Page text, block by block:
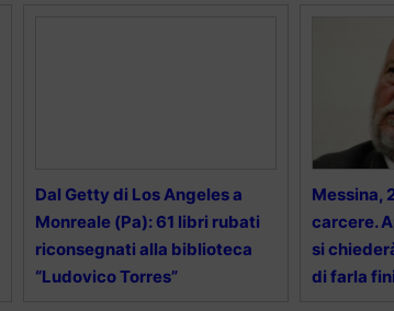
Dal Getty di Los Angeles a
Monreale (Pa): 61 libri rubati
riconsegnati alla biblioteca
“Ludovico Torres”
Messina,
carcere.
si
di farla